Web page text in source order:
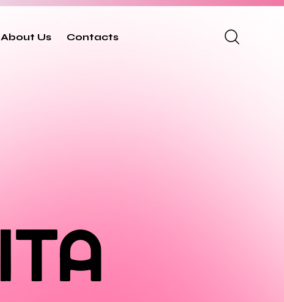
About Us Contacts